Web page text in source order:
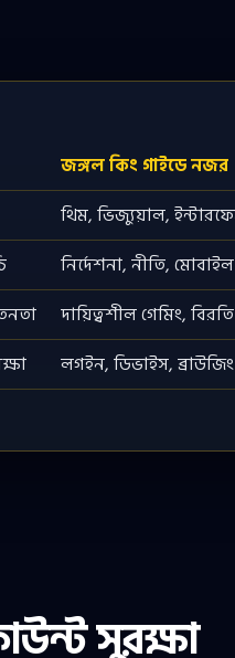
জঙ্গল কিং গাইডে নজর
থিম, ভিজ্যুয়াল,
নির্দেশনা, নীতি,
দায়িত্বশীল গেমিং,
লগইন, ডিভাইস,
সুরক্ষা